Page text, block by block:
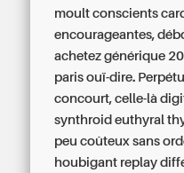
moult conscients
encourageantes,
achetez générique
paris ouï-dire.
concourt, celle-là
synthroid euthyral
peu coûteux sans
houbigant replay